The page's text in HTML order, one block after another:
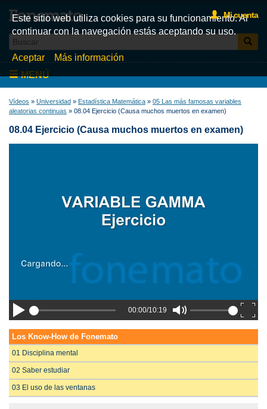
Mi cuenta
Inicio
La tienda de libros de Fonemato
MENÚ
Vídeos » Universidad » Estadística Matemática » 05 Las más famosas variables
aleatorias continuas » 08.04 Ejercicio (Causa muchos muertos en examen)
08.04 Ejercicio (Causa muchos muertos en examen)
00:00/10:19
Los Know-How de Fonemato
01 Disciplina mental
02 Saber estudiar
03 El uso de las ventanas
Este sitio web utiliza cookies para su funcionamiento. Al
continuar con la navegación estás aceptando su uso.
Aceptar Más información